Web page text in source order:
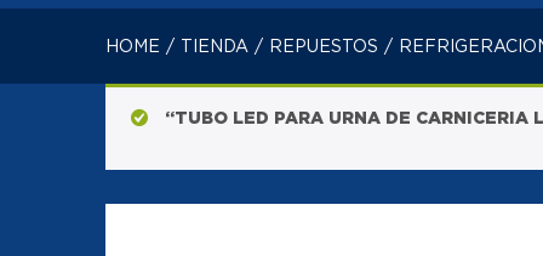
HERRAMIENTAS PARA
HOME / TIENDA / REPUESTOS /
“TUBO LED PARA URNA DE